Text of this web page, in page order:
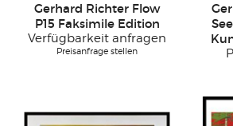
Gerhard Richter Flow
P15 Faksimile Edition
Verfügbarkeit anfragen
Preisanfrage stellen